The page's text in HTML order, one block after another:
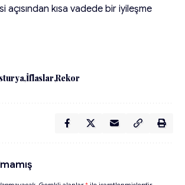
açısından kısa vadede bir iyileşme
İflaslar Rekor